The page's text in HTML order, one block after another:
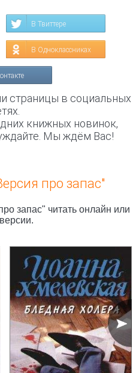
В Твиттере
В Одноклассниках
страницы в социальных
книжных новинок,
Мы ждём Вас!
про запас"
запас" читать онлайн или